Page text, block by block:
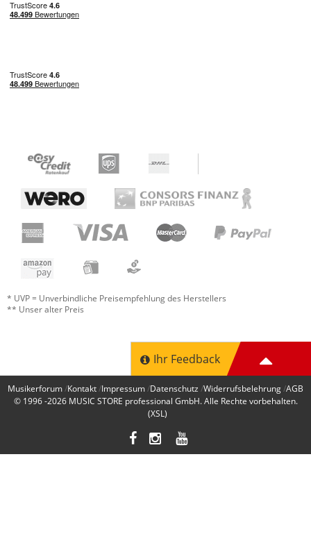
* UVP = Unverbindliche Preisempfehlung des Herstellers
** Unser alter Preis
Ihr Feedback
Musikerforum Kontakt Impressum Datenschutz Widerrufsbelehrung AGB
© 1996 -2026 MUSIC STORE professional GmbH. Alle Rechte vorbehalten.
(XSL)